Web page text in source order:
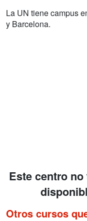
La UN tiene campus
y Barcelona.
Este centro
Otros cursos